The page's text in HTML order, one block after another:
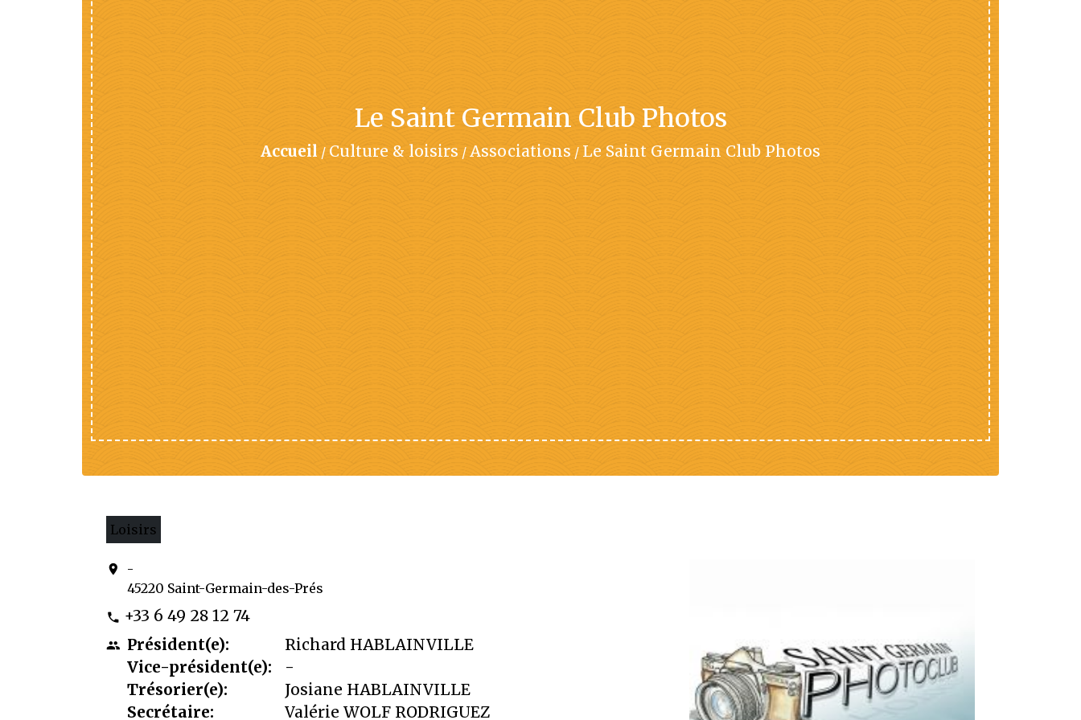
Le Saint Germain Club Photos
Accueil / Culture & loisirs / Associations / Le Saint Germain Club Photos
Loisirs
location_on
-
45220 Saint-Germain-des-Prés
phone +33 6 49 28 12 74
people Président(e):
Vice-président(e):
Trésorier(e):
Secrétaire:
Richard HABLAINVILLE
-
Josiane HABLAINVILLE
Valérie WOLF RODRIGUEZ